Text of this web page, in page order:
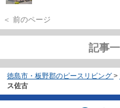
＜ 前のページ
記事
徳島市・板野郡のピースリビング >
ス佐古